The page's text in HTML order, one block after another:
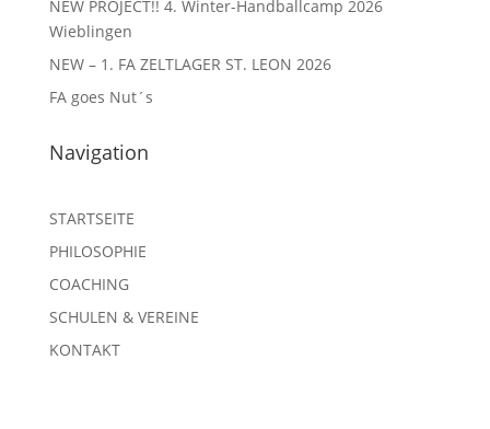
NEW PROJECT!! 4. Winter-Handballcamp 2026
Wieblingen
NEW – 1. FA ZELTLAGER ST. LEON 2026
FA goes Nut´s
Navigation
STARTSEITE
PHILOSOPHIE
COACHING
SCHULEN & VEREINE
KONTAKT